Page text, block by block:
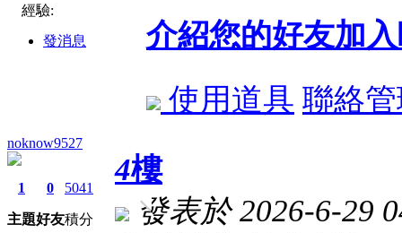
經驗:
發消息
介紹您的好友加
使用道具 聯絡
noknow9527
1
主題
0
好友
5041
積分
4樓
發表於 2026-6-29